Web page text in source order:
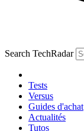
Search TechRadar
Tests
Versus
Guides d'achat
Actualités
Tutos